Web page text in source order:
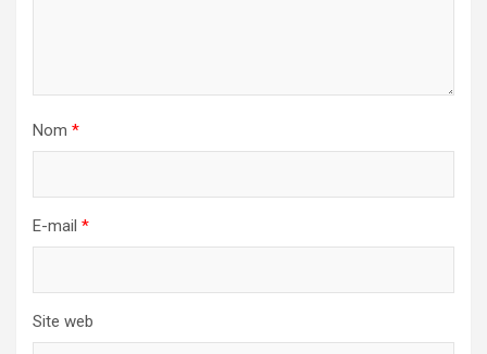
Nom *
E-mail *
Site web